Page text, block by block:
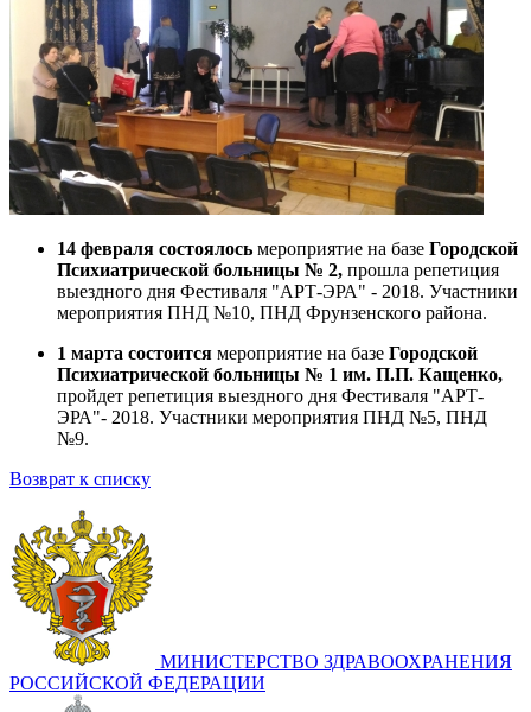
14 февраля состоялось мероприятие на базе Городской
Психиатрической больницы № 2, прошла репетиция
выездного дня Фестиваля "АРТ-ЭРА" - 2018. Участники
мероприятия ПНД №10, ПНД Фрунзенского района.
1 марта состоится мероприятие на базе Городской
Психиатрической больницы № 1 им. П.П. Кащенко,
пройдет репетиция выездного дня Фестиваля "АРТ-
ЭРА"- 2018. Участники мероприятия ПНД №5, ПНД
№9.
Возврат к списку
МИНИСТЕРСТВО ЗДРАВООХРАНЕНИЯ
РОССИЙСКОЙ ФЕДЕРАЦИИ